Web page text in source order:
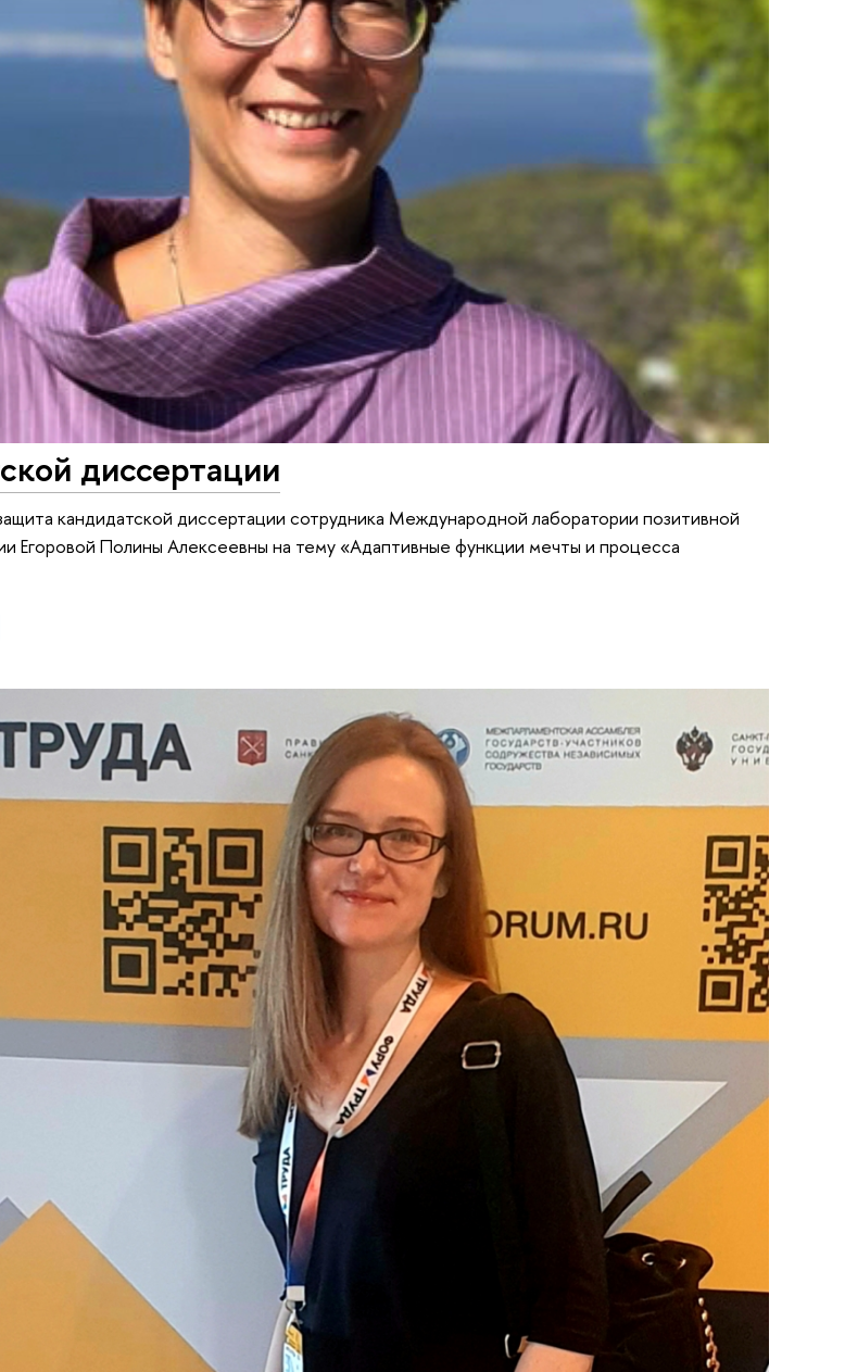
диссертации
кандидатской диссертации сотрудника Международной лаборатории позитивной
Егоровой Полины Алексеевны на тему «Адаптивные функции мечты и процесса